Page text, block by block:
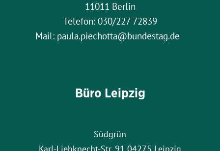
11011 Berlin
Telefon: 030/227 72839
Mail: paula.piechotta@bundestag.de
Büro Leipzig
Südgrün
Karl-Liebknecht-Str. 91 04275 Leipzig